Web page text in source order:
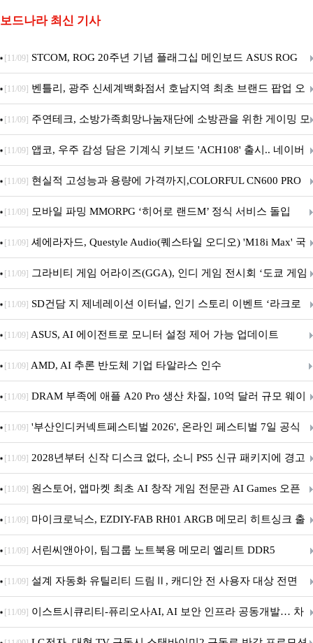
보드나라 최신 기사
[11/09] STCOM, ROG 20주년 기념 플래그십 메인보드 ASUS ROG
Crosshair X870E EDITION 20 국내 출시 예정
[11/09] 벤틀리, 광주 신세계백화점서 호남지역 최초 브랜드 팝업 오
픈
[11/09] 주연테크, 소방가족희망나눔재단에 소방관을 위한 게이밍 모
니터·스마트 펫 침대 기부
[11/09] 앱코, 우주 감성 담은 기계식 키보드 'ACH108' 출시.. 네이버
브랜드데이 기획전 진행
[11/09] 현실적 고성능과 용량에 가격까지,COLORFUL CN600 PRO
M.2 NVMe 디앤디컴 1TB
[11/09] 모바일 파밍 MMORPG ‘히어로 랜드M’ 정식 서비스 돌입
[11/09] 셰에라자드, Questyle Audio(퀘스타일 오디오) 'M18i Max' 국
내 정식 출시
[11/09] 그라비티 게임 어라이즈(GGA), 인디 게임 전시회 ‘도쿄 게임
던전 13’ 참가!
[11/09] SD건담 지 제네레이션 이터널, 인기 스토리 이벤트 ‘라크로
아의 용사’ 재개최 및 풍성한 기념 이벤트 실시!
[11/09] ASUS, AI 에이전트로 모니터 설정 제어 가능 업데이트
[11/09] AMD, AI 추론 반도체 기업 타알라스 인수
[11/09] DRAM 부족에 애플 A20 Pro 생산 차질, 10억 달러 규모 웨이
퍼 대기
[11/09] '부산인디커넥트페스티벌 2026', 온라인 페스티벌 7일 공식
개막... 22일간 진행
[11/09] 2028년부터 신작 디스크 없다, 소니 PS5 신규 패키지에 경고
문 추가
[11/09] 원스토어, 앱마켓 최초 AI 창작 게임 전문관 AI Games 오픈
[11/09] 마이크로닉스, EZDIY-FAB RH01 ARGB 메모리 히트싱크 출
시
[11/09] 서린씨앤아이, 팀그룹 노트북용 메모리 엘리트 DDR5
5600MHz 16GB 출시
[11/09] 설계 자동화 유틸리티 드림Ⅱ, 캐디안 전 사용자 대상 전면
무상 배포
[11/09] 이스트시큐리티-퓨리오사AI, AI 보안 인프라 공동개발… 차